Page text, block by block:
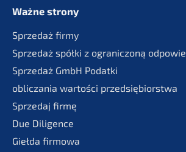
Ważne strony
Sprze­daż firmy
Sprze­daż spółki z ogranic­zoną
Sprze­daż GmbH Podatki
oblic­za­nia wartości przedsiębiorstwa
Sprze­daj firmę
Due Diligence
Giełda firmo­wa